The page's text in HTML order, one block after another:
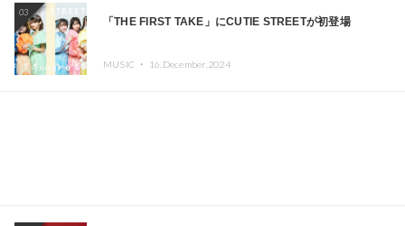
03
「THE FIRST TAKE」にCUTIE STREETが初登場
MUSIC ・ 16.December.2024